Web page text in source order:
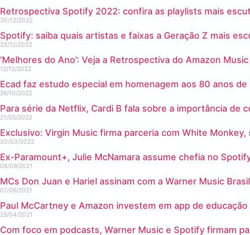
Retrospectiva Spotify 2022: confira as playlists mais
30/12/2022
Spotify: saiba quais artistas e faixas a Geração Z mais
23/12/2022
‘Melhores do Ano’: Veja a Retrospectiva do Amazon
12/12/2022
Ecad faz estudo especial em homenagem aos 80 anos
26/10/2022
Para série da Netflix, Cardi B fala sobre a importância de
21/05/2022
Exclusivo: Virgin Music firma parceria com White
30/03/2022
Ex-Paramount+, Julie McNamara assume chefia no
08/09/2021
MCs Don Juan e Hariel assinam com a Warner Music Brasil
01/06/2021
Paul McCartney e Amazon investem em app de educação
29/04/2021
Com foco em podcasts, Warner Music e Spotify firmam